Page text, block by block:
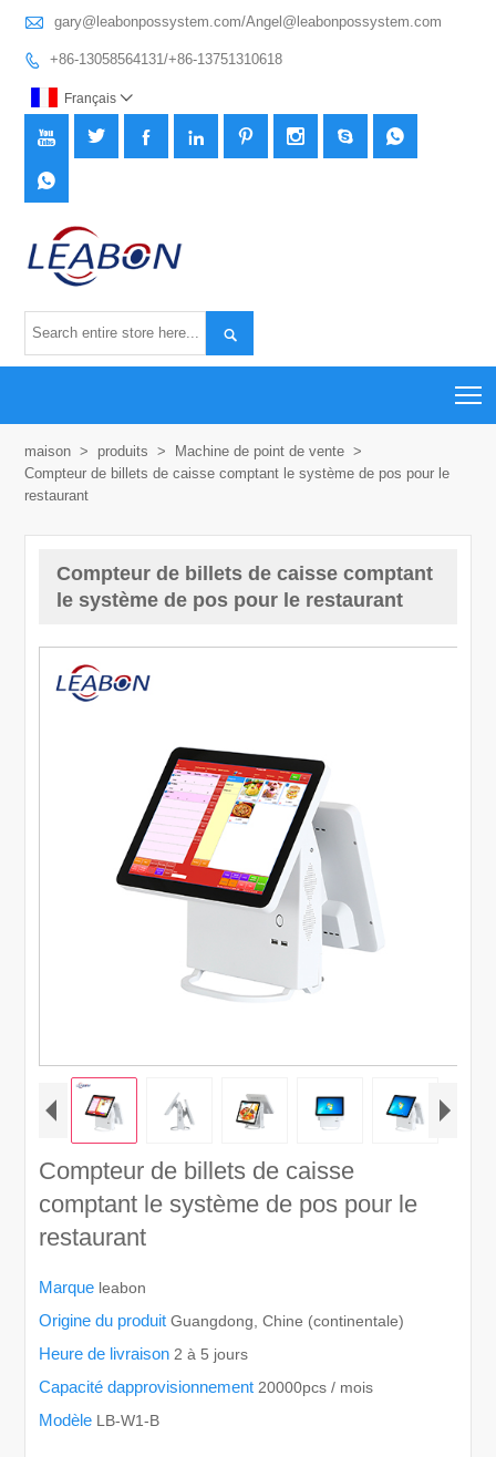
 gary@leabonpossystem.com/Angel@leabonpossystem.com
 +86-13058564131/+86-13751310618
Français 
       


maison > produits > Machine de point de vente >
Compteur de billets de caisse comptant le système de pos pour le
restaurant
Compteur de billets de caisse comptant
le système de pos pour le restaurant
Compteur de billets de caisse
comptant le système de pos pour le
restaurant
Marque leabon
Origine du produitGuangdong, Chine (continentale)
Heure de livraison 2 à 5 jours
Capacité dapprovisionnement 20000pcs / mois
Modèle LB-W1-B